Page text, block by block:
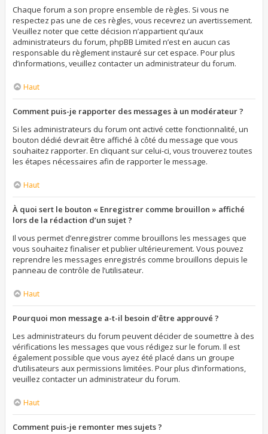
Chaque forum a son propre ensemble de règles. Si vous ne
respectez pas une de ces règles, vous recevrez un avertissement.
Veuillez noter que cette décision n’appartient qu’aux
administrateurs du forum, phpBB Limited n’est en aucun cas
responsable du règlement instauré sur cet espace. Pour plus
d’informations, veuillez contacter un administrateur du forum.
Haut
Comment puis-je rapporter des messages à un modérateur ?
Si les administrateurs du forum ont activé cette fonctionnalité, un
bouton dédié devrait être affiché à côté du message que vous
souhaitez rapporter. En cliquant sur celui-ci, vous trouverez toutes
les étapes nécessaires afin de rapporter le message.
Haut
À quoi sert le bouton « Enregistrer comme brouillon » affiché
lors de la rédaction d’un sujet ?
Il vous permet d’enregistrer comme brouillons les messages que
vous souhaitez finaliser et publier ultérieurement. Vous pouvez
reprendre les messages enregistrés comme brouillons depuis le
panneau de contrôle de l’utilisateur.
Haut
Pourquoi mon message a-t-il besoin d’être approuvé ?
Les administrateurs du forum peuvent décider de soumettre à des
vérifications les messages que vous rédigez sur le forum. Il est
également possible que vous ayez été placé dans un groupe
d’utilisateurs aux permissions limitées. Pour plus d’informations,
veuillez contacter un administrateur du forum.
Haut
Comment puis-je remonter mes sujets ?